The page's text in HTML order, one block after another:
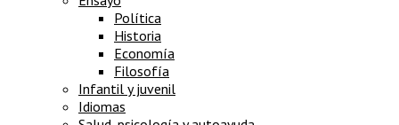
Política
Historia
Economía
Filosofía
Infantil y juvenil
Idiomas